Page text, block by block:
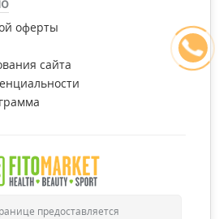
оферты
сайта
предоставляется